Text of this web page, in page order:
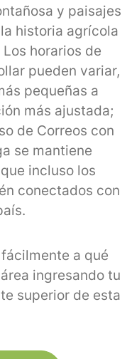
y paisajes
historia agrícola
horarios de
pueden variar,
pequeñas a
más ajustada;
de Correos con
se mantiene
incluso los
conectados con
a qué
ingresando tu
superior de esta